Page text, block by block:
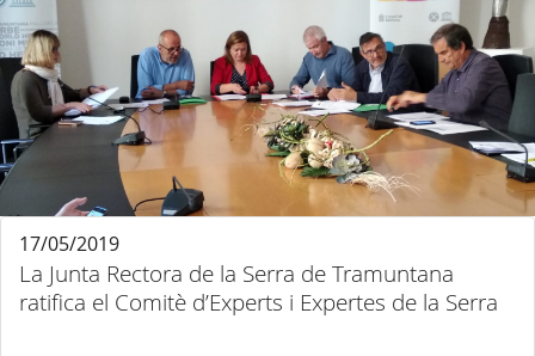
La Junta Rectora de la Serra de Tramuntana
ratifica el Comitè d’Experts i Expertes de la Serra
17/05/2019